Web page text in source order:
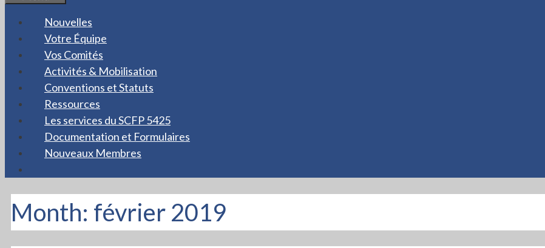
Nouvelles
Votre Équipe
Vos Comités
Activités & Mobilisation
Conventions et Statuts
Ressources
Les services du SCFP 5425
Documentation et Formulaires
Nouveaux Membres
Month: février 2019